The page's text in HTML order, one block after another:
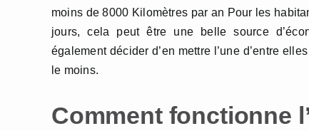
moins de 8000 Kilomètres par an Pour les
jours, cela peut être une belle source
également décider d’en mettre l’une d’entre
le moins.
Comment fonctionne